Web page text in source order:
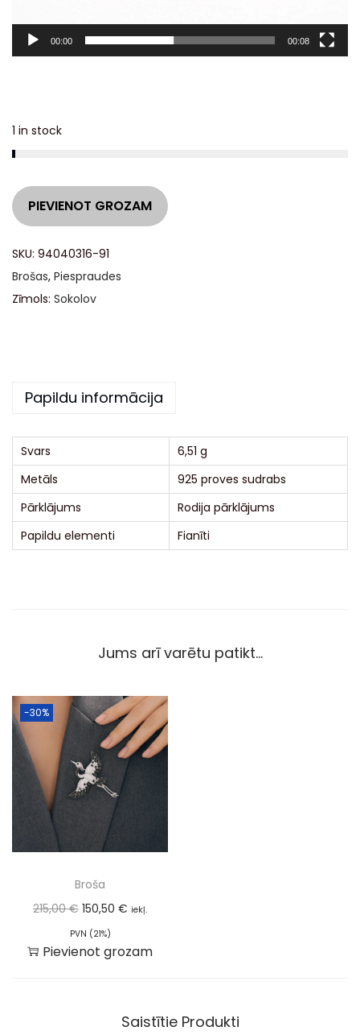
ā
00:00 00:08
1 in stock
PIEVIENOT GROZAM
SKU: 94040316-91
Brošas, Piespraudes
Zīmols: Sokolov
Papildu informācija
Svars
6,51 g
Metāls
925 proves sudrabs
Pārklājums
Rodija pārklājums
Papildu elementi
Fianīti
Jums arī varētu patikt…
-30%
Broša
215,00€ 150,50 € iekļ.
PVN (21%)
Pievienot grozam
Saistītie Produkti